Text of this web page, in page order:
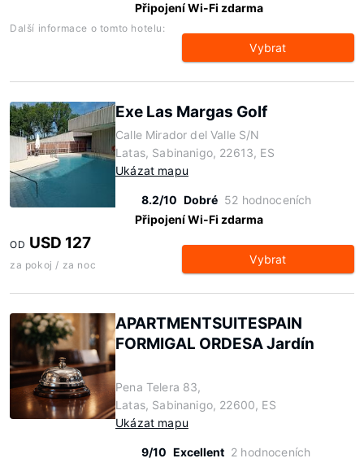
Připojení Wi-Fi zdarma
Další informace o tomto hotelu:
Vybrat
Exe Las Margas Golf
Calle Mirador del Valle S/N
Latas, Sabinanigo, 22613, ES
Ukázat mapu
8.2/10 Dobré 52 hodnoceních
Připojení Wi-Fi zdarma
OD USD 127
za pokoj / za noc Vybrat
APARTMENTSUITESPAIN
FORMIGAL ORDESA Jardín
Pena Telera 83,
Latas, Sabinanigo, 22600, ES
Ukázat mapu
9/10 Excellent 2 hodnoceních